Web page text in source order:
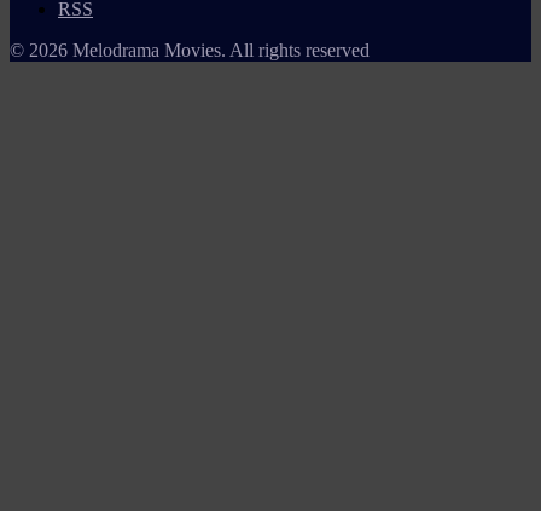
RSS
© 2026 Melodrama Movies. All rights reserved